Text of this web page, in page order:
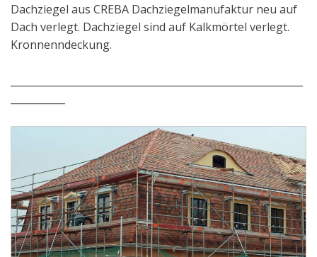
Dachziegel aus CREBA Dachziegelmanufaktur neu auf
Dach verlegt. Dachziegel sind auf Kalkmörtel verlegt.
Kronnenndeckung.